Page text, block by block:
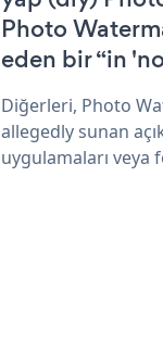
Photo
eden bir “in
Diğerleri, Photo
allegedly sunan
uygulamaları veya